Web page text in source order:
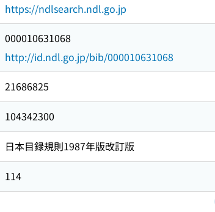
https://ndlsearch.ndl.go.jp
000010631068
http://id.ndl.go.jp/bib/000010631068
21686825
104342300
日本目録規則1987年版改訂版
114